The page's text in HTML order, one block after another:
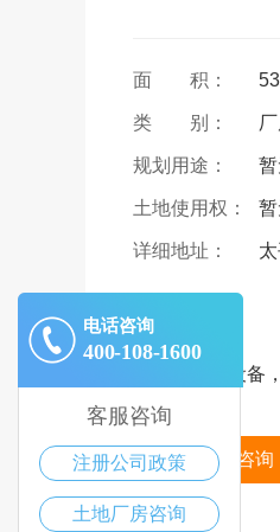
面 积：
类 别：
规划用途：
土地使用权：
详细地址：
| 描述
有机械加工设备
在线咨询
电话咨询
400-108-1600
客服咨询
注册公司政策
土地厂房咨询